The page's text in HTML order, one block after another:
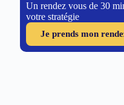
Un rendez vous de 30
votre stratégie
Je prends mon